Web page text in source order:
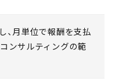
、月単位で報酬を支払
ンサルティングの範